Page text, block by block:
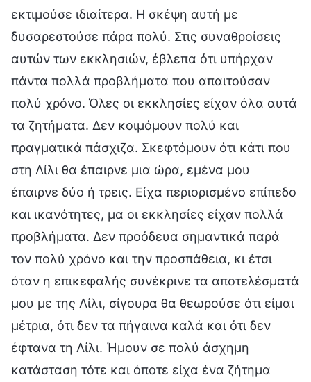
εκτιμούσε ιδιαίτερα. Η σκέψη αυτή με
δυσαρεστούσε πάρα πολύ. Στις συναθροίσεις
αυτών των εκκλησιών, έβλεπα ότι υπήρχαν
πάντα πολλά προβλήματα που απαιτούσαν
πολύ χρόνο. Όλες οι εκκλησίες είχαν όλα αυτά
τα ζητήματα. Δεν κοιμόμουν πολύ και
πραγματικά πάσχιζα. Σκεφτόμουν ότι κάτι που
στη Λίλι θα έπαιρνε μια ώρα, εμένα μου
έπαιρνε δύο ή τρεις. Είχα περιορισμένο επίπεδο
και ικανότητες, μα οι εκκλησίες είχαν πολλά
προβλήματα. Δεν προόδευα σημαντικά παρά
τον πολύ χρόνο και την προσπάθεια, κι έτσι
όταν η επικεφαλής συνέκρινε τα αποτελέσματά
μου με της Λίλι, σίγουρα θα θεωρούσε ότι είμαι
μέτρια, ότι δεν τα πήγαινα καλά και ότι δεν
έφτανα τη Λίλι. Ήμουν σε πολύ άσχημη
κατάσταση τότε και όποτε είχα ένα ζήτημα